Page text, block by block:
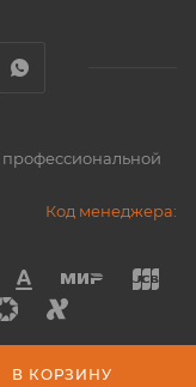
В КОРЗИНУ
Код менеджера: